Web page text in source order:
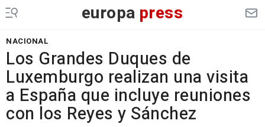
europa press
NACIONAL
Los Grandes Duques de
Luxemburgo realizan una visita
a España que incluye reuniones
con los Reyes y Sánchez